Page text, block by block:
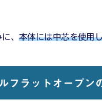
に、本体には中芯を使用
フラットオープン